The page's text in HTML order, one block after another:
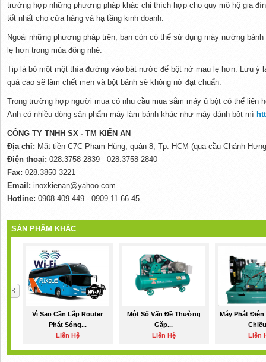
trường hợp những phương pháp khác chỉ thích hợp cho quy mô hộ gia
tốt nhất cho cửa hàng và hạ tầng kinh doanh.
Ngoài những phương pháp trên, bạn còn có thể sử dụng máy nướng
lẹ hơn trong mùa đông nhé.
Tip là bỏ một một thìa đường vào bát nước để bột nở mau lẹ hơn. Lưu ý
quá cao sẽ làm chết men và bột bánh sẽ không nở đạt chuẩn.
Trong trường hợp người mua có nhu cầu mua sắm máy ủ bột có thể liên
Anh có nhiều dòng sản phẩm máy làm bánh khác như máy dánh bột mì
CÔNG TY TNHH SX - TM KIẾN AN
Địa chỉ: Mặt tiền C7C Phạm Hùng, quận 8, Tp. HCM (qua cầu Chánh
Điện thoại: 028.3758 2839 - 028.3758 2840
Fax: 028.3850 3221
Email: inoxkienan@yahoo.com
Hotline: 0908.409 449 - 0909.11 66 45
SẢN PHẨM KHÁC
Vì Sao Cần Lắp Router
Phát Sóng...
Liên Hệ
Một Số Vấn Đề Thường
Gặp...
Liên Hệ
Máy Phát Điện
Liên